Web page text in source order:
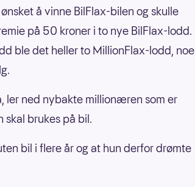
å vinne BilFlax-bilen og skulle
på 50 kroner i to nye BilFlax-lodd.
ble det heller to MillionFlax-lodd, noe
ler ned nybakte millionæren som er
brukes på bil.
bil i flere år og at hun derfor drømte